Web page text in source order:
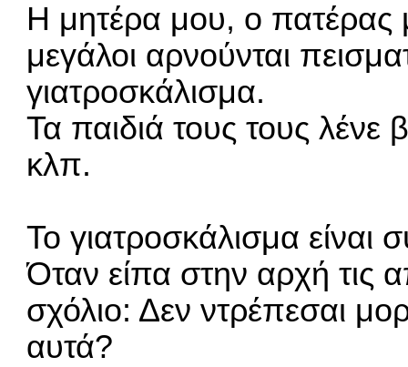
Η μητέρα μου, ο πατέρας
μεγάλοι αρνούνται
γιατροσκάλισμα.
Τα παιδιά τους τους
κλπ.
Το γιατροσκάλισμα
Όταν είπα στην αρχή τις
σχόλιο: Δεν ντρέπεσαι
αυτά?